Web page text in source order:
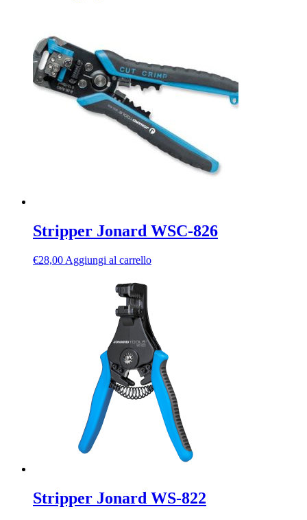
Stripper Jonard WSC-826
€28,00 Aggiungi al carrello
Stripper Jonard WS-822